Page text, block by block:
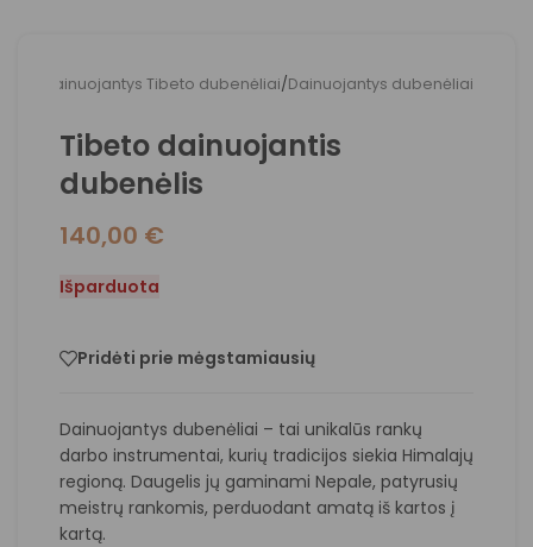
Dainuojantys Tibeto dubenėliai/Dainuojantys dubenėliai
Tibeto dainuojantis
dubenėlis
140,00 €
Išparduota
Pridėti prie mėgstamiausių
Dainuojantys dubenėliai – tai unikalūs rankų
darbo instrumentai, kurių tradicijos siekia Himalajų
regioną. Daugelis jų gaminami Nepale, patyrusių
meistrų rankomis, perduodant amatą iš kartos į
kartą.